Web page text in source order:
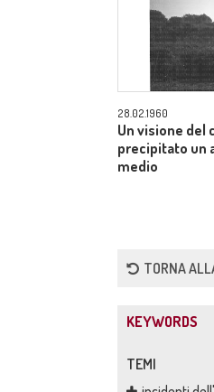
28.02.1960
Un visione del
precipitato un
medio
TORNA
KEYWORDS
TEMI